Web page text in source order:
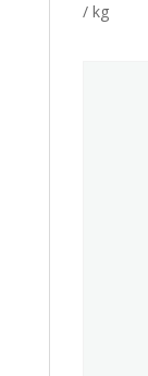
/ kg